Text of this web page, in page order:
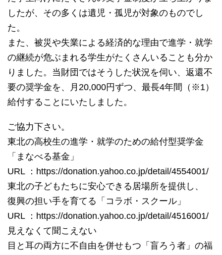
したが、その多くは遺児・孤児が対象のものでし
た。
また、被災や失業による経済的な理由で進学・就学
の継続が危ぶまれる学生がたくさんいることも分か
りました。当財団ではそうした状況を伺い、返還不
要の奨学金を、月20,000円ずつ、最長4年間（※1）
給付することにいたしました。
ご協力下さい。
東北の高校生の進学・就学のための給付型奨学金
「まなべる基金」
URL ：https://donation.yahoo.co.jp/detail/4554001/
東北の子どもたちに安心できる居場所を提供し、
復興の担い手を育てる「コラボ・スクール」
URL ：https://donation.yahoo.co.jp/detail/4516001/
見えなくて聞こえない
目と耳の両方に不自由を併せもつ「盲ろう者」の福